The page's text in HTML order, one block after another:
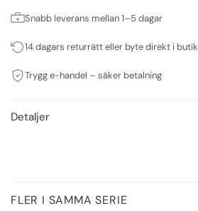
Snabb leverans mellan 1–5 dagar
14 dagars returrätt eller byte direkt i butik
Trygg e-handel – säker betalning
Detaljer
FLER I SAMMA SERIE